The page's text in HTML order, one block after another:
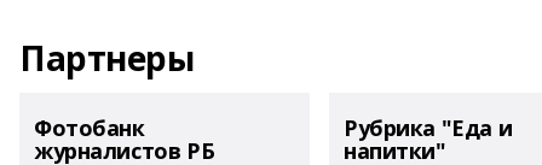
Партнеры
Фотобанк
журналистов РБ
Рубрика "Еда и
напитки"